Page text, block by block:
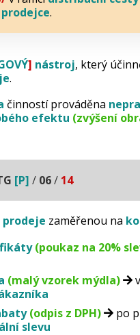
prodejce.
] nástroj, který
.
činností prováděna
efektu (zvýšení
[P] / 06/ 14
prodeje zaměřenou na
(poukaz na 20%
(malý vzorek mýdla)
(odpis z DPH)
po
slevu